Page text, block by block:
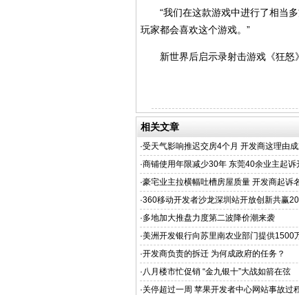
“我们在这款游戏中进行了相当多
玩家都会喜欢这个游戏。”
新世界后启示录射击游戏《狂怒
相关文章
·受天气影响推迟交房4个月 开发商这理由
·商铺使用年限减少30年 东莞40余业主起诉
·豪宅业主拉横幅吐槽房屋质量 开发商起诉
·360移动开发者沙龙深圳站开放创新共赢
·多地加大推盘力度第二波降价潮来袭
·美洲开发银行向苏里南农业部门提供1500
·开发商负责的拆迁 为何成政府的任务？
·八月楼市忙促销 “金九银十”大战如箭在弦
·关停超过一周 苹果开发者中心网站事故过